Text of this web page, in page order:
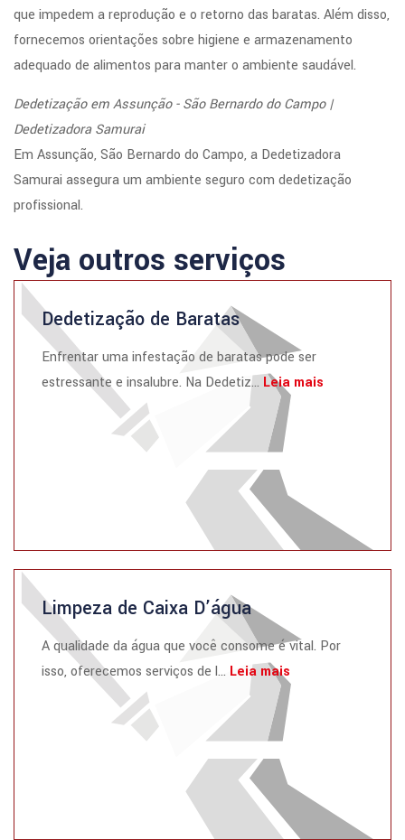
que impedem a reprodução e o retorno das baratas. Além disso,
fornecemos orientações sobre higiene e armazenamento
adequado de alimentos para manter o ambiente saudável.
Dedetização em Assunção - São Bernardo do Campo |
Dedetizadora Samurai
Em Assunção, São Bernardo do Campo, a Dedetizadora
Samurai assegura um ambiente seguro com dedetização
profissional.
Veja outros serviços
Dedetização de Baratas
Enfrentar uma infestação de baratas pode ser
estressante e insalubre. Na Dedetiz... Leia mais
Limpeza de Caixa D’água
A qualidade da água que você consome é vital. Por
isso, oferecemos serviços de l... Leia mais